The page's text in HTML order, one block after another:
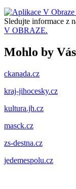
Sledujte informace z
V OBRAZE.
Mohlo by
ckanada.cz
kraj-jihocesky.cz
kultura.jh.cz
masck.cz
zs-destna.cz
jedemespolu.cz